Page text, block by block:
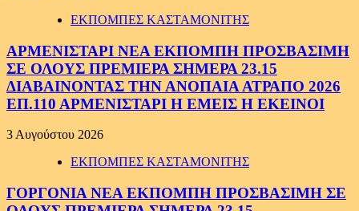
ΕΚΠΟΜΠΕΣ ΚΑΣΤΑΜΟΝΙΤΗΣ
ΑΡΜΕΝΙΣΤΑΡΙ ΝΕΑ ΕΚΠΟΜΠΗ ΠΡΟΣΒΑΣΙΜΗ
ΣΕ ΟΛΟΥΣ ΠΡΕΜΙΕΡΑ ΣΗΜΕΡΑ 23.15
ΔΙΑΒΑΙΝΟΝΤΑΣ ΤΗΝ ΑΝΟΠΑΙΑ ΑΤΡΑΠΟ 2026
ΕΠ.110 ΑΡΜΕΝΙΣΤΑΡΙ Η ΕΜΕΙΣ Η ΕΚΕΙΝΟΙ
3 Αυγούστου 2026
ΕΚΠΟΜΠΕΣ ΚΑΣΤΑΜΟΝΙΤΗΣ
ΓΟΡΓΟΝΙΑ ΝΕΑ ΕΚΠΟΜΠΗ ΠΡΟΣΒΑΣΙΜΗ ΣΕ